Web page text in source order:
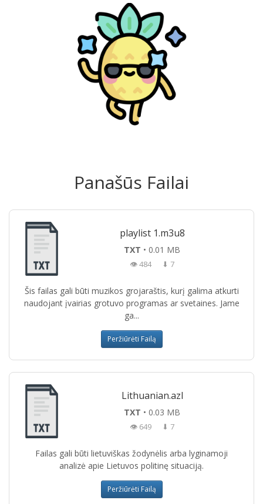
Panašūs Failai
playlist 1.m3u8
TXT • 0.01 MB
👁 484 ⬇ 7
Šis failas gali būti muzikos grojaraštis, kurį galima atkurti
naudojant įvairias grotuvo programas ar svetaines. Jame
ga...
Peržiūrėti Failą
Lithuanian.azl
TXT • 0.03 MB
👁 649 ⬇ 7
Failas gali būti lietuviškas žodynėlis arba lyginamoji
analizė apie Lietuvos politinę situaciją.
Peržiūrėti Failą